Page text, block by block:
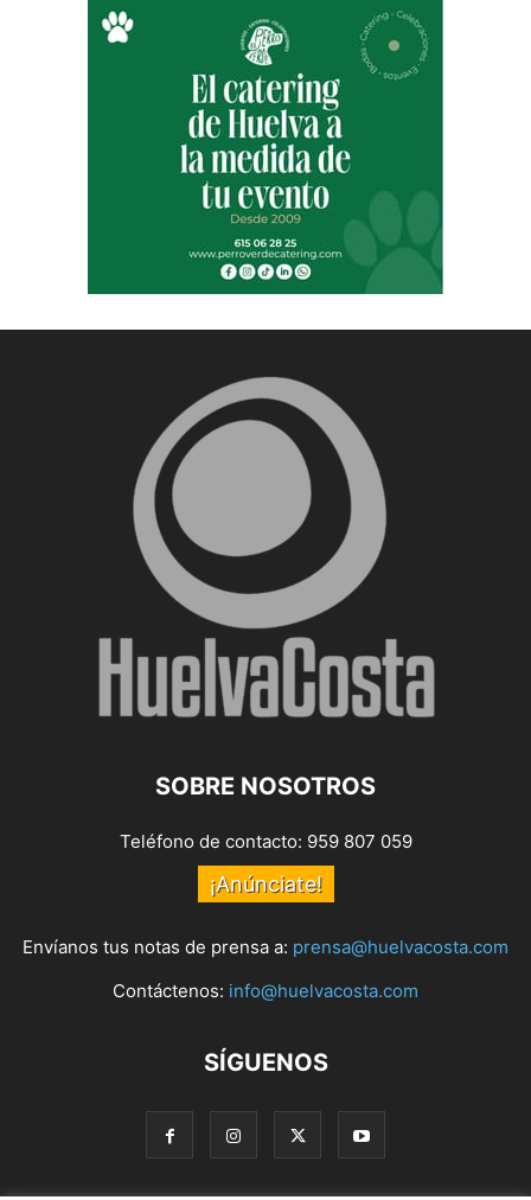
SOBRE NOSOTROS
Teléfono de contacto: 959 807 059
¡Anúnciate!
Envíanos tus notas de prensa a: prensa@huelvacosta.com
Contáctenos: info@huelvacosta.com
SÍGUENOS